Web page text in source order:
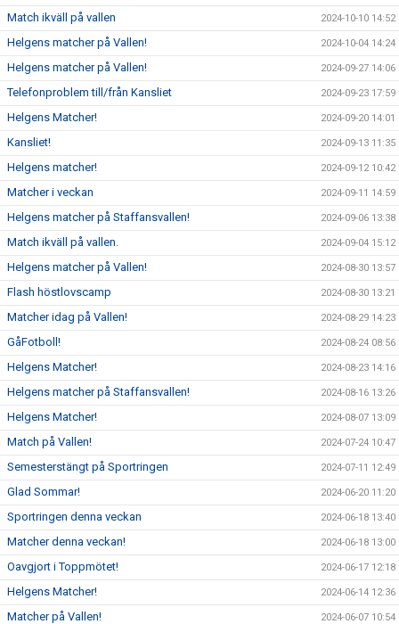
Match ikväll på vallen 2024-10-10 14:52
Helgens matcher på Vallen! 2024-10-04 14:24
Helgens matcher på Vallen! 2024-09-27 14:06
Telefonproblem till/från Kansliet 2024-09-23 17:59
Helgens Matcher! 2024-09-20 14:01
Kansliet! 2024-09-13 11:35
Helgens matcher! 2024-09-12 10:42
Matcher i veckan 2024-09-11 14:59
Helgens matcher på Staffansvallen! 2024-09-06 13:38
Match ikväll på vallen. 2024-09-04 15:12
Helgens matcher på Vallen! 2024-08-30 13:57
Flash höstlovscamp 2024-08-30 13:21
Matcher idag på Vallen! 2024-08-29 14:23
GåFotboll! 2024-08-24 08:56
Helgens Matcher! 2024-08-23 14:16
Helgens matcher på Staffansvallen! 2024-08-16 13:26
Helgens Matcher! 2024-08-07 13:09
Match på Vallen! 2024-07-24 10:47
Semesterstängt på Sportringen 2024-07-11 12:49
Glad Sommar! 2024-06-20 11:20
Sportringen denna veckan 2024-06-18 13:40
Matcher denna veckan! 2024-06-18 13:00
Oavgjort i Toppmötet! 2024-06-17 12:18
Helgens Matcher! 2024-06-14 12:36
Matcher på Vallen! 2024-06-07 10:54